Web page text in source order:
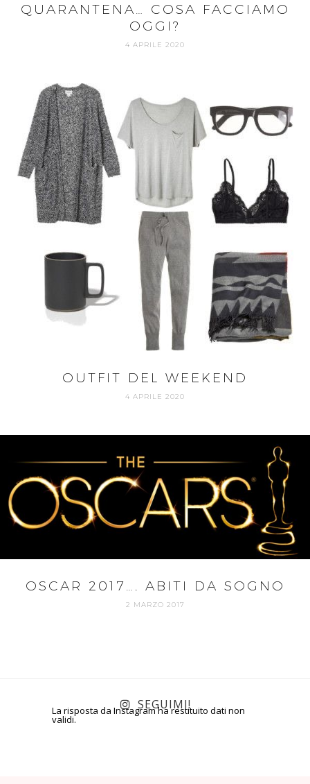
QUARANTENA… COSA FACCIAMO
OGGI?
4 APRILE 2020
OUTFIT DEL WEEKEND
4 APRILE 2020
OSCAR 2017…. ABITI DA SOGNO
2 MARZO 2017
La risposta da Instagram ha restituito dati non
validi.
SEGUIMI!